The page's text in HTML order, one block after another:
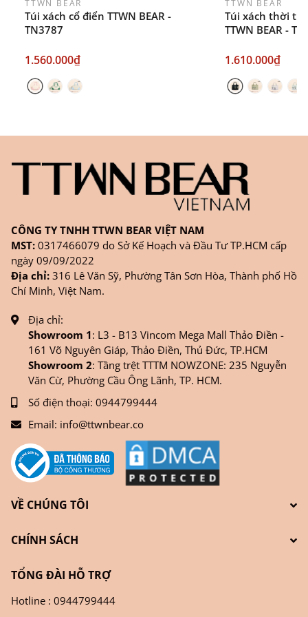
TTWN BEAR
Túi xách cổ điển TTWN BEAR -
TN3787
1.560.000₫
TTWN BEAR
Túi xách thời
TTWN BEAR -
1.610.000₫
CÔNG TY TNHH TTWN BEAR VIỆT NAM
MST: 0317466079 do Sở Kế Hoạch và Đầu Tư TP.HCM cấp
ngày 09/09/2022
Địa chỉ: 316 Lê Văn Sỹ, Phường Tân Sơn Hòa, Thành phố Hồ
Chí Minh, Việt Nam.
Địa chỉ:
Showroom 1: L3 - B13 Vincom Mega Mall Thảo Điền -
161 Võ Nguyên Giáp, Thảo Điền, Thủ Đức, TP.HCM
Showroom 2: Tầng trệt TTTM NOWZONE: 235 Nguyễn
Văn Cừ, Phường Cầu Ông Lãnh, TP. HCM.
Số điện thoại: 0944799444
Email: info@ttwnbear.co
VỀ CHÚNG TÔI
CHÍNH SÁCH
TỔNG ĐÀI HỖ TRỢ
Hotline : 0944799444